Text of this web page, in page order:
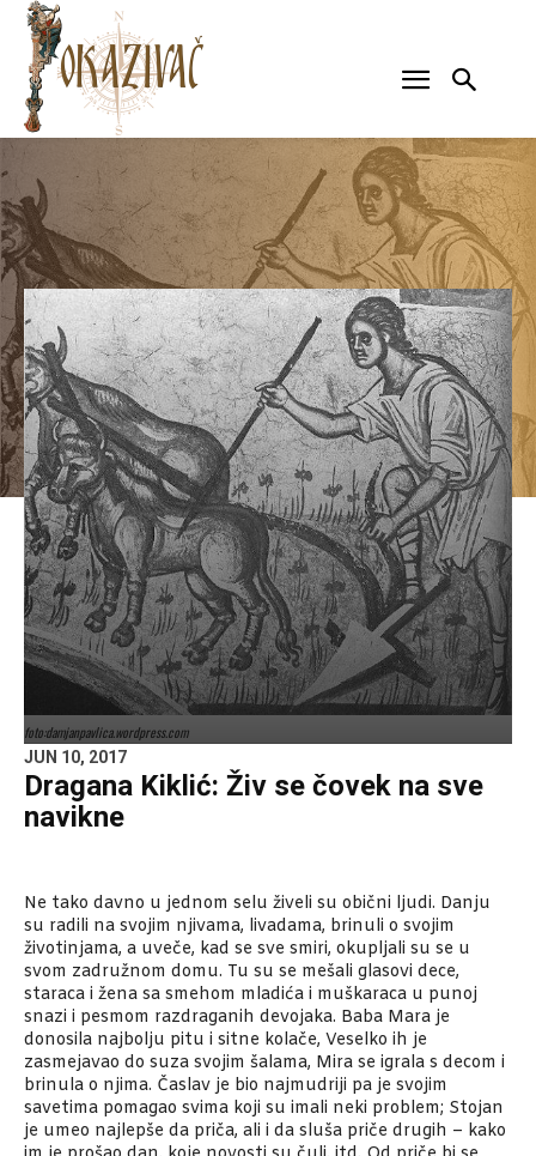
foto:damjanpavlica.wordpress.com
JUN 10, 2017
Dragana Kiklić: Živ se čovek na sve
navikne
Ne tako davno u jednom selu živeli su obični ljudi. Danju
su radili na svojim njivama, livadama, brinuli o svojim
životinjama, a uveče, kad se sve smiri, okupljali su se u
svom zadružnom domu. Tu su se mešali glasovi dece,
staraca i žena sa smehom mladića i muškaraca u punoj
snazi i pesmom razdraganih devojaka. Baba Mara je
donosila najbolju pitu i sitne kolače, Veselko ih je
zasmejavao do suza svojim šalama, Mira se igrala s decom i
brinula o njima. Časlav je bio najmudriji pa je svojim
savetima pomagao svima koji su imali neki problem; Stojan
je umeo najlepše da priča, ali i da sluša priče drugih – kako